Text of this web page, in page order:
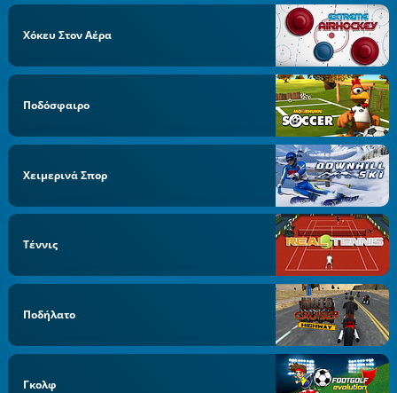
Χόκευ Στον Αέρα
Ποδόσφαιρο
Χειμερινά Σπορ
Τέννις
Ποδήλατο
Γκολφ